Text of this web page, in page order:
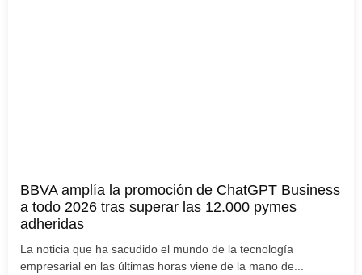
BBVA amplía la promoción de ChatGPT Business
a todo 2026 tras superar las 12.000 pymes
adheridas
La noticia que ha sacudido el mundo de la tecnología
empresarial en las últimas horas viene de la mano de...